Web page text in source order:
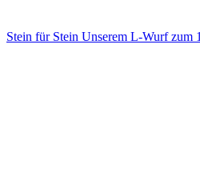
Stein für Stein Unse­rem L-Wurf zum